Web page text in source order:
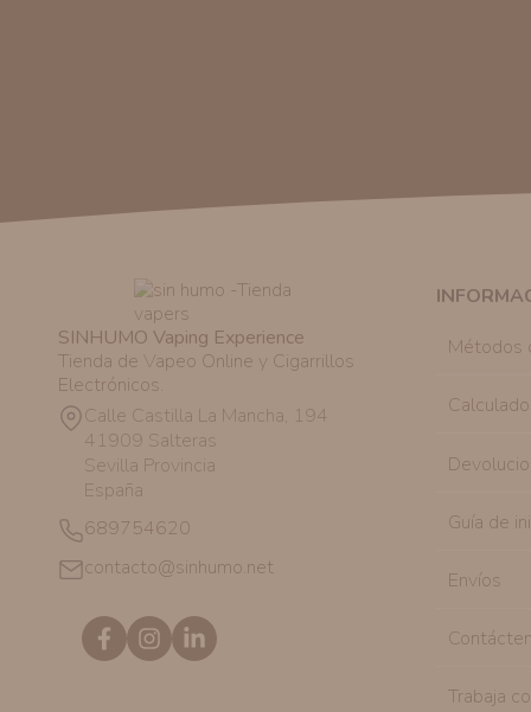
SINHUMO Vaping Experience
Tienda de Vapeo Online y Cigarrillos
Electrónicos.
Calle Castilla La Mancha, 194
41909 Salteras
Sevilla Provincia
España
689754620
contacto@sinhumo.net
Métodos
Guía de
Envíos
Trabaja